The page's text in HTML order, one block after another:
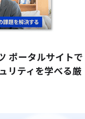
ポータルサイトで
リティを学べる厳